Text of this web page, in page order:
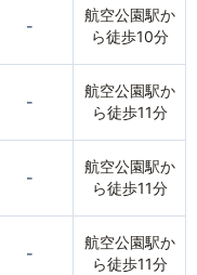
-
航空公園駅か
ら徒歩10分
-
航空公園駅か
ら徒歩11分
-
航空公園駅か
ら徒歩11分
-
航空公園駅か
ら徒歩11分